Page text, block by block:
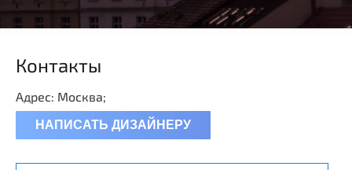
Контакты
Адрес: Москва;
НАПИСАТЬ ДИЗАЙНЕРУ